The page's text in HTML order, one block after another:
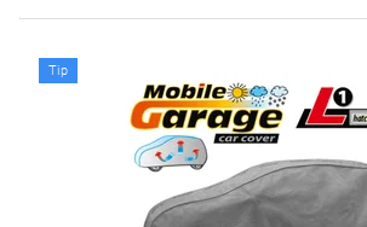
Tip